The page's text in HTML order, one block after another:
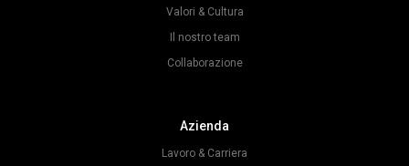
Valori & Cultura
Il nostro team
Collaborazione
Azienda
Lavoro & Carriera